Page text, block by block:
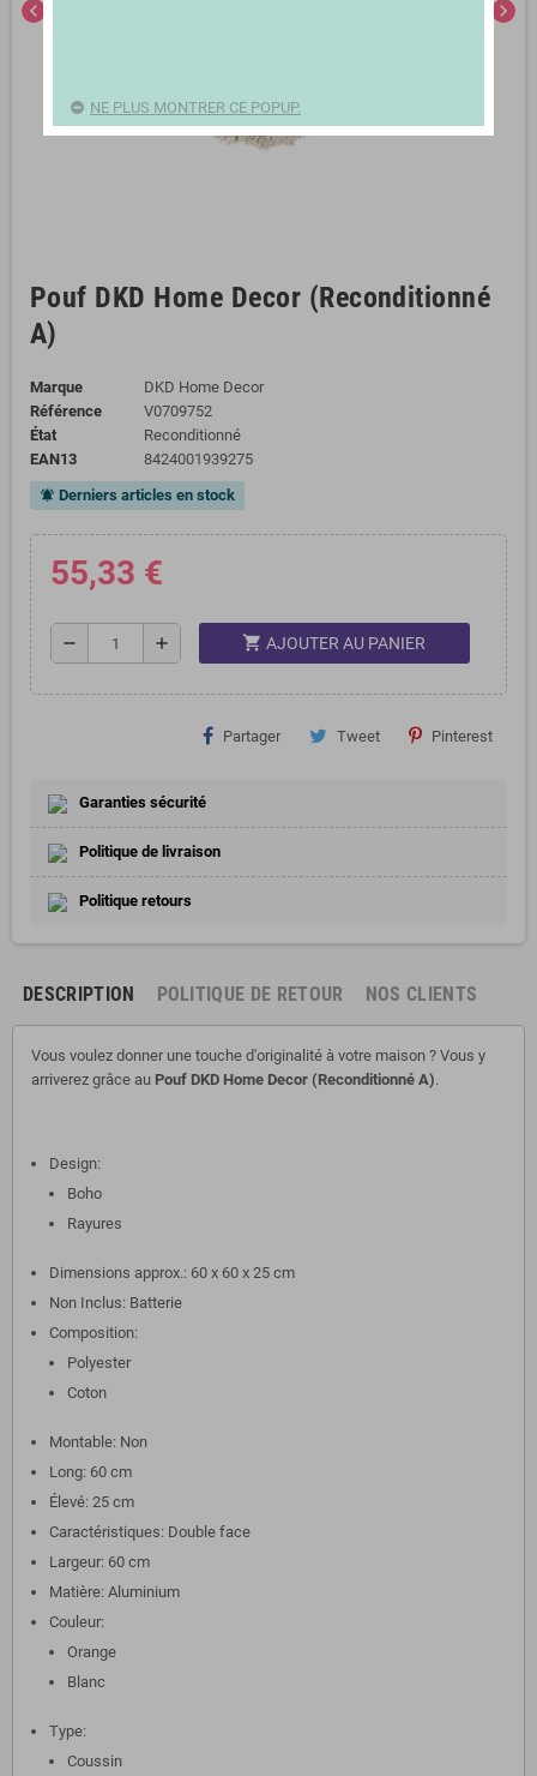
chevron_left chevron_right
Pouf DKD Home Decor (Reconditionné
A)
Marque
DKD Home Decor
Référence
V0709752
État
Reconditionné
EAN13
8424001939275
notifications_active Derniers articles en stock
55,33 €
remove add shopping_cart AJOUTER AU PANIER
Partager Tweet Pinterest
Garanties sécurité
Politique de livraison
Politique retours
DESCRIPTION POLITIQUE DE RETOUR NOS CLIENTS
Vous voulez donner une touche d'originalité à votre maison ? Vous y
arriverez grâce au Pouf DKD Home Decor (Reconditionné A).
Design:
Boho
Rayures
Dimensions approx.: 60 x 60 x 25 cm
Non Inclus: Batterie
Composition:
Polyester
Coton
Montable: Non
Long: 60 cm
Élevé: 25 cm
Caractéristiques: Double face
Largeur: 60 cm
Matière: Aluminium
Couleur:
Orange
Blanc
Type:
Coussin
NE PLUS MONTRER CE POPUP.